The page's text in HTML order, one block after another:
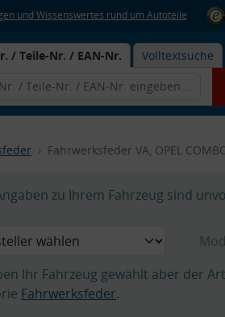
und Wissenswertes rund um Autoteile
/ Teile-Nr. / EAN-Nr. Volltextsuche
Fahrwerksfeder VA, OPEL
zu Ihrem Fahrzeug sind
Ihr Fahrzeug gewählt aber der
Fahrwerksfeder.